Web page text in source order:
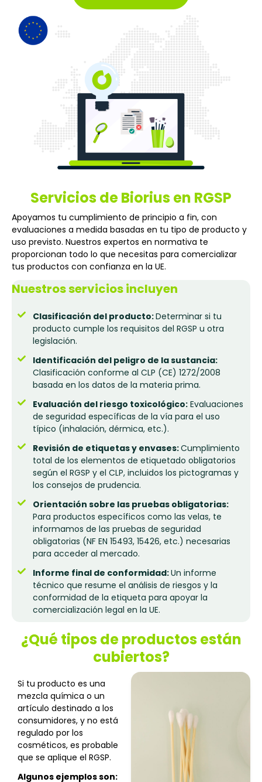
Servicios de Biorius en RGSP
Apoyamos tu cumplimiento de principio a fin, con
evaluaciones a medida basadas en tu tipo de producto y
uso previsto. Nuestros expertos en normativa te
proporcionan todo lo que necesitas para comercializar
tus productos con confianza en la UE.
Nuestros servicios incluyen
Clasificación del producto:Determinar si tu
producto cumple los requisitos del RGSP u otra
legislación.
Identificación del peligro de la sustancia:
Clasificación conforme al CLP (CE) 1272/2008
basada en los datos de la materia prima.
Evaluación del riesgo toxicológico:Evaluaciones
de seguridad específicas de la vía para el uso
típico (inhalación, dérmica, etc.).
Revisión de etiquetas y envases:Cumplimiento
total de los elementos de etiquetado obligatorios
según el RGSP y el CLP, incluidos los pictogramas y
los consejos de prudencia.
Orientación sobre las pruebas obligatorias:
Para productos específicos como las velas, te
informamos de las pruebas de seguridad
obligatorias (NF EN 15493, 15426, etc.) necesarias
para acceder al mercado.
Informe final de conformidad:Un informe
técnico que resume el análisis de riesgos y la
conformidad de la etiqueta para apoyar la
comercialización legal en la UE.
¿Qué tipos de productos están
cubiertos?
Si tu producto es una
mezcla química o un
artículo destinado a los
consumidores, y no está
regulado por los
cosméticos, es probable
que se aplique el RGSP.
Algunos ejemplos son: